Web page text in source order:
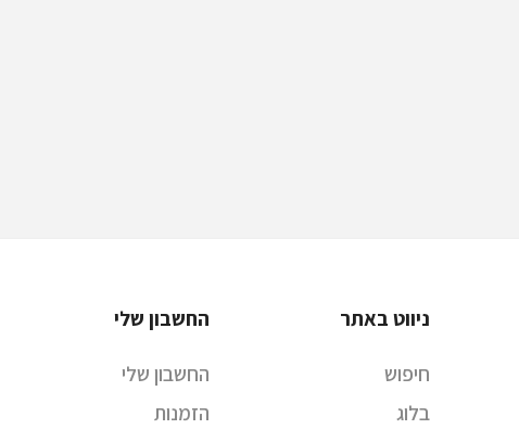
ניווט באתר
חיפוש
בלוג
החשבון שלי
החשבון שלי
הזמנות